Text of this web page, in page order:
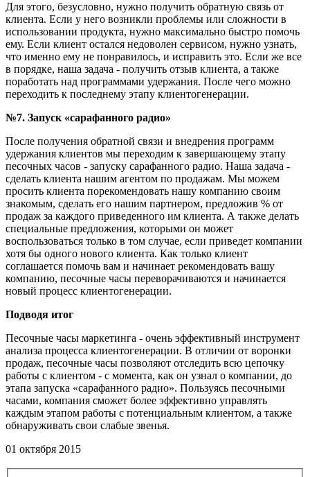
Для этого, безусловно, нужно получить обратную связь от
клиента. Если у него возникли проблемы или сложности в
использовании продукта, нужно максимально быстро помочь
ему. Если клиент остался недоволен сервисом, нужно узнать,
что именно ему не понравилось, и исправить это. Если же все
в порядке, наша задача - получить отзыв клиента, а также
поработать над программами удержания. После чего можно
переходить к последнему этапу клиентогенерации.
№7. Запуск «сарафанного радио»
После получения обратной связи и внедрения программ
удержания клиентов мы переходим к завершающему этапу
песочных часов - запуску сарафанного радио. Наша задача -
сделать клиента нашим агентом по продажам. Мы можем
просить клиента порекомендовать нашу компанию своим
знакомым, сделать его нашим партнером, предложив % от
продаж за каждого приведенного им клиента. А также делать
специальные предложения, которыми он может
воспользоваться только в том случае, если приведет компании
хотя бы одного нового клиента. Как только клиент
соглашается помочь вам и начинает рекомендовать вашу
компанию, песочные часы переворачиваются и начинается
новый процесс клиентогенерации.
Подводя итог
Песочные часы маркетинга - очень эффективный инструмент
анализа процесса клиентогенерации. В отличии от воронки
продаж, песочные часы позволяют отследить всю цепочку
работы с клиентом - с момента, как он узнал о компании, до
этапа запуска «сарафанного радио». Пользуясь песочными
часами, компания сможет более эффективно управлять
каждым этапом работы с потенциальным клиентом, а также
обнаруживать свои слабые звенья.
01 октября 2015